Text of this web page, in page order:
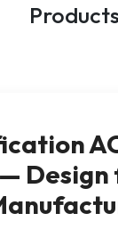
Products
— Design